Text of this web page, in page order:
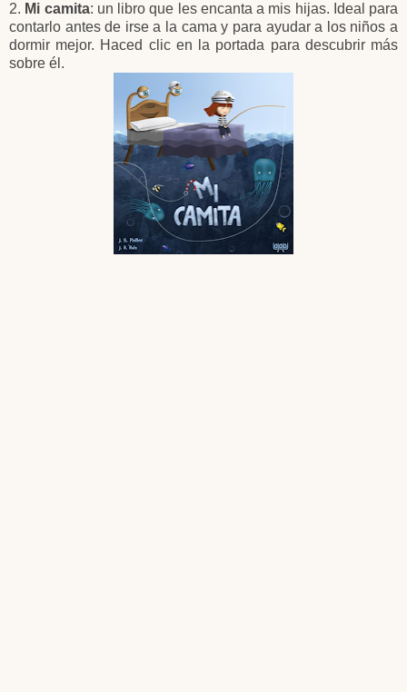
2. Mi camita: un libro que les encanta a mis hijas. Ideal para
contarlo antes de irse a la cama y para ayudar a los niños a
dormir mejor. Haced clic en la portada para descubrir más
sobre él.